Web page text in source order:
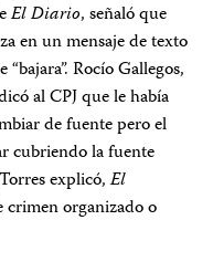
El Diario, señaló que
en un mensaje de texto
Rocío Gallegos,
al CPJ que le había
de fuente pero el
cubriendo la fuente
explicó,El
crimen organizado o